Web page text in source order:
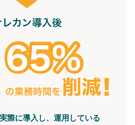
際に導入し、運用している